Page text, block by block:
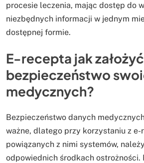
procesie leczenia, mając dostęp do
niezbędnych informacji w jednym
dostępnej formie.
E-recepta jak
bezpieczeństwo
medycznych?
Bezpieczeństwo danych
ważne, dlatego przy korzystaniu z e-
powiązanych z nimi systemów,
odpowiednich środkach ostrożności.